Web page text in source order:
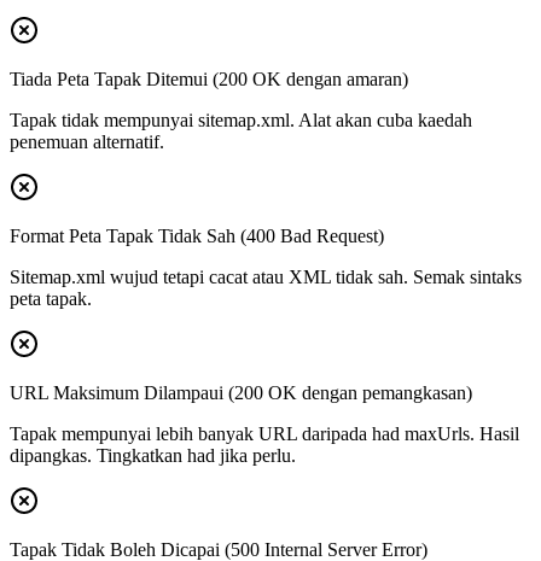
Tiada Peta Tapak Ditemui (200 OK dengan amaran)
Tapak tidak mempunyai sitemap.xml. Alat akan cuba kaedah
penemuan alternatif.
Format Peta Tapak Tidak Sah (400 Bad Request)
Sitemap.xml wujud tetapi cacat atau XML tidak sah. Semak sintaks
peta tapak.
URL Maksimum Dilampaui (200 OK dengan pemangkasan)
Tapak mempunyai lebih banyak URL daripada had maxUrls. Hasil
dipangkas. Tingkatkan had jika perlu.
Tapak Tidak Boleh Dicapai (500 Internal Server Error)